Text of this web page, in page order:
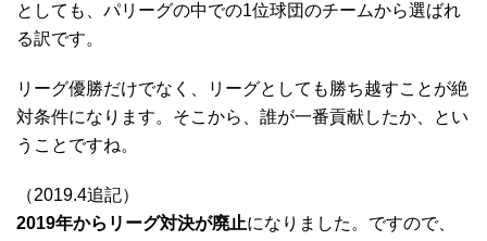
としても、パリーグの中での1位球団のチームから選ばれ
る訳です。
リーグ優勝だけでなく、リーグとしても勝ち越すことが絶
対条件になります。そこから、誰が一番貢献したか、とい
うことですね。
（2019.4追記）
2019年からリーグ対決が廃止になりました。ですので、